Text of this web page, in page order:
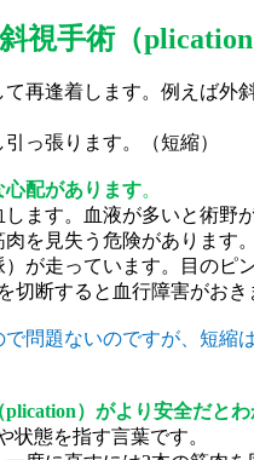
視手術（plication
再逢着します。例えば外
っ張ります。
（短縮）
配があります。
ます。血液が多いと術野
を見失う危険があります。
が走っています。目のピ
切断すると血行障害がおき
問題ないのですが、短縮
plication）がより安全だとわ
状態を指す言葉です。